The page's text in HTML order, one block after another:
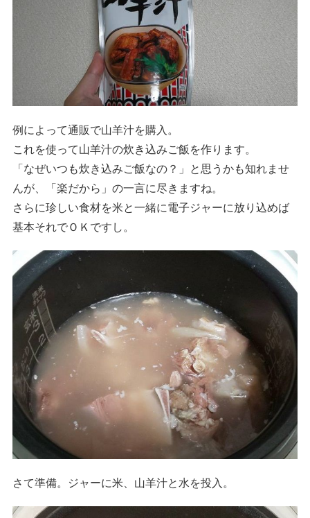
例によって通販で山羊汁を購入。
これを使って山羊汁の炊き込みご飯を作ります。
「なぜいつも炊き込みご飯なの？」と思うかも知れませ
んが、「楽だから」の一言に尽きますね。
さらに珍しい食材を米と一緒に電子ジャーに放り込めば
基本それでＯＫですし。
さて準備。ジャーに米、山羊汁と水を投入。